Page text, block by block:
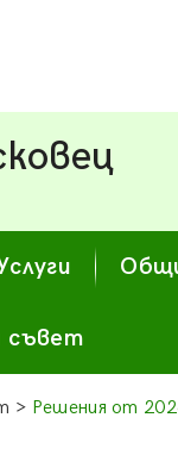
съвет
> Решения от